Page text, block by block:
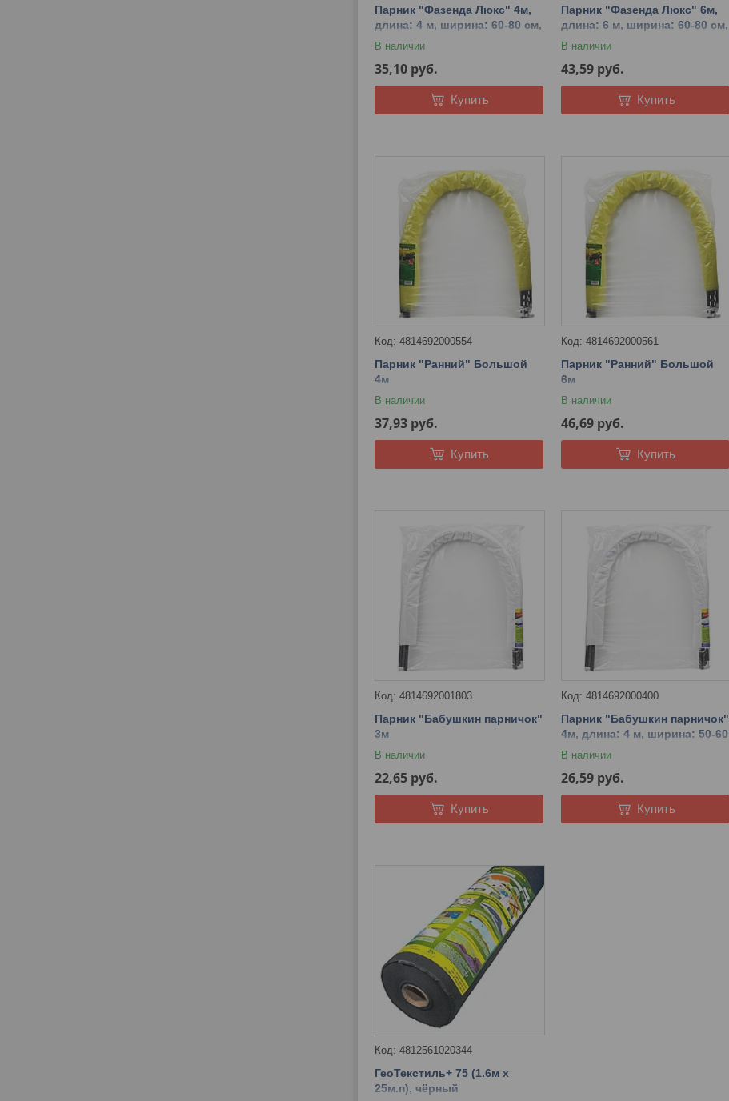
Парник "Фазенда Люкс" 4м,
длина: 4 м, ширина: 60-80 см,
высота: 85-80 см.
В наличии
35,10 руб.
Купить
Парник "Фазенда Люкс" 6м,
длина: 6 м, ширина: 60-80 см,
высота: 85-80 см.
В наличии
43,59 руб.
Купить
4814692000554
Парник "Ранний" Большой
4м
В наличии
37,93 руб.
Купить
4814692000561
Парник "Ранний" Большой
6м
В наличии
46,69 руб.
Купить
4814692001803
Парник "Бабушкин парничок"
3м
В наличии
22,65 руб.
Купить
4814692000400
Парник "Бабушкин парничок"
4м, длина: 4 м, ширина: 50-60
см, высота: 70-65 см.
В наличии
26,59 руб.
Купить
4812561020344
ГеоТекстиль+ 75 (1.6м х
25м.п), чёрный